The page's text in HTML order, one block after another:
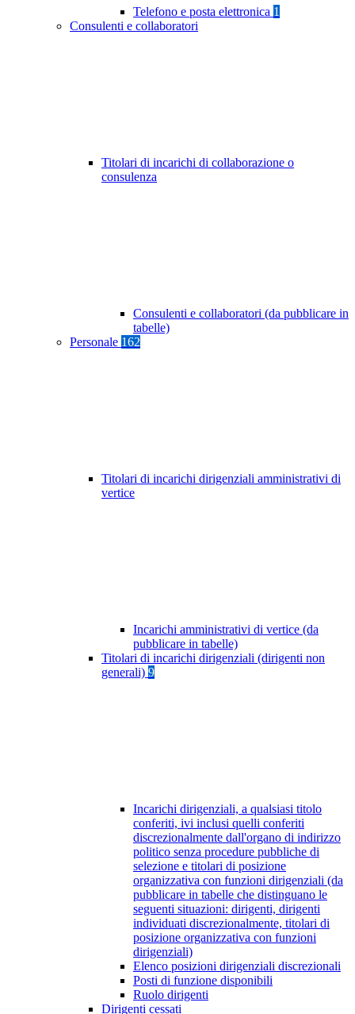
Telefono e posta elettronica 1
Consulenti e collaboratori
Titolari di incarichi di collaborazione o
consulenza
Consulenti e collaboratori (da pubblicare in
tabelle)
Personale 162
Titolari di incarichi dirigenziali amministrativi di
vertice
Incarichi amministrativi di vertice (da
pubblicare in tabelle)
Titolari di incarichi dirigenziali (dirigenti non
generali) 9
Incarichi dirigenziali, a qualsiasi titolo
conferiti, ivi inclusi quelli conferiti
discrezionalmente dall'organo di indirizzo
politico senza procedure pubbliche di
selezione e titolari di posizione
organizzativa con funzioni dirigenziali (da
pubblicare in tabelle che distinguano le
seguenti situazioni: dirigenti, dirigenti
individuati discrezionalmente, titolari di
posizione organizzativa con funzioni
dirigenziali)
Elenco posizioni dirigenziali discrezionali
Posti di funzione disponibili
Ruolo dirigenti
Dirigenti cessati